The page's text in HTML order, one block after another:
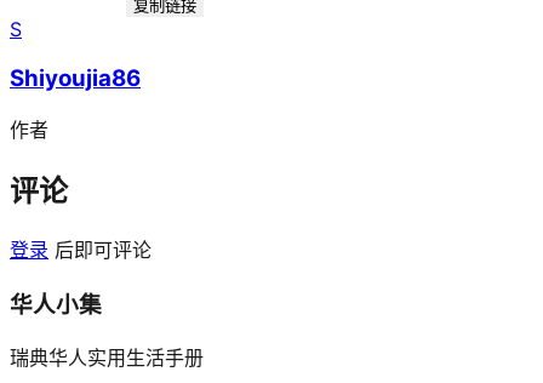
复制链接
S
Shiyoujia86
作者
评论
登录 后即可评论
华人小集
瑞典华人实用生活手册